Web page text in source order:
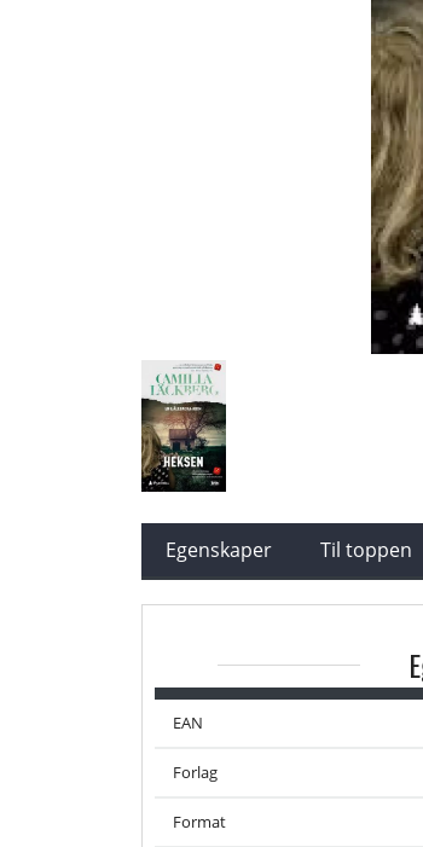
Egenskaper Til toppen
EAN
Forlag
Format